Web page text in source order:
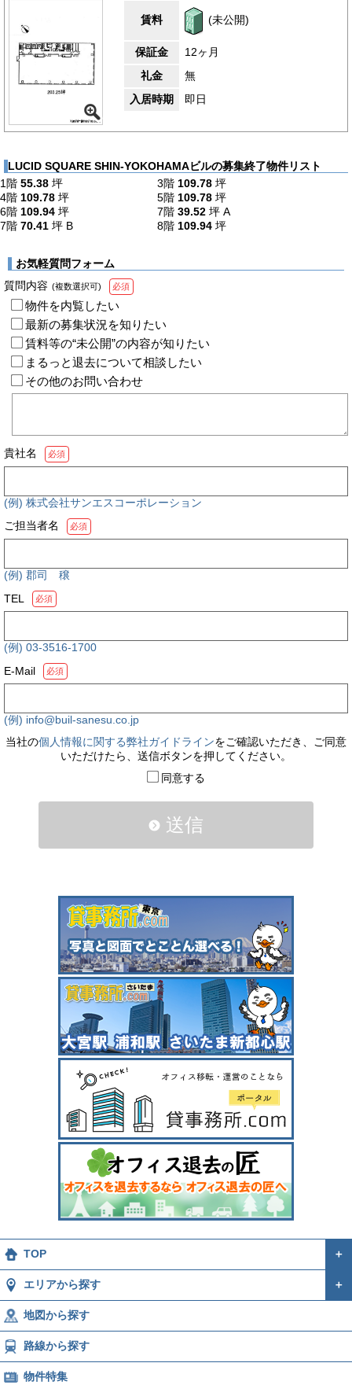
賃料 (未公開)
保証金
12ヶ月
礼金
無
入居時期
即日
LUCID SQUARE SHIN-YOKOHAMAビルの募集終了物件リスト
1階 55.38 坪 3階 109.78 坪
4階 109.78 坪 5階 109.78 坪
6階 109.94 坪 7階 39.52 坪 A
7階 70.41 坪 B 8階 109.94 坪
お気軽質問フォーム
質問内容 (複数選択可) 必須
物件を内覧したい
最新の募集状況を知りたい
賃料等の“未公開”の内容が知りたい
まるっと退去について相談したい
その他のお問い合わせ
貴社名 必須
(例) 株式会社サンエスコーポレーション
ご担当者名
必須
(例) 郡司 穣
TEL
必須
(例) 03-3516-1700
E-Mail
必須
(例) info@buil-sanesu.co.jp
当社の個人情報に関する弊社ガイドラインをご確認いただき、ご同意
いただけたら、送信ボタンを押してください。
同意する
送信
TOP ＋
エリアから探す ＋
地図から探す
路線から探す
物件特集